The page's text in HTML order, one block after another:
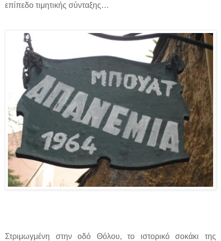
επίπεδο τιμητικής σύνταξης…
Στριμωγμένη στην οδό Θόλου, το ιστορικό σοκάκι της